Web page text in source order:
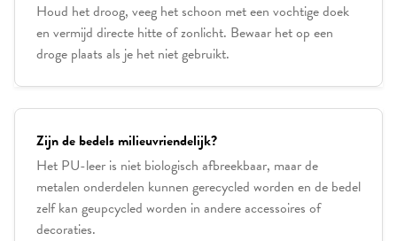
Houd het droog, veeg het schoon met een vochtige doek
en vermijd directe hitte of zonlicht. Bewaar het op een
droge plaats als je het niet gebruikt.
Zijn de bedels milieuvriendelijk?
Het PU-leer is niet biologisch afbreekbaar, maar de
metalen onderdelen kunnen gerecycled worden en de bedel
zelf kan geupcycled worden in andere accessoires of
decoraties.